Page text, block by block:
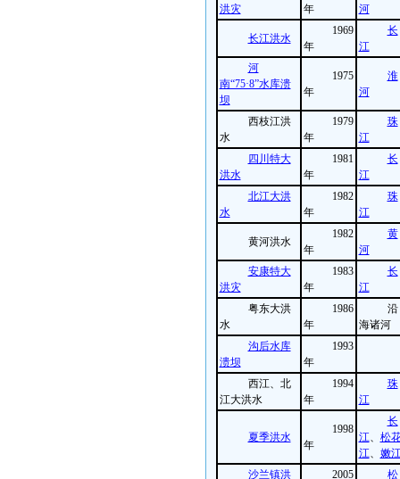
洪灾
年
河
长江洪水
1969
年
长
江
河
南“75·8”水库溃
坝
1975
年
淮
河
西枝江洪
水
1979
年
珠
江
四川特大
洪水
1981
年
长
江
北江大洪
水
1982
年
珠
江
黄河洪水
1982
年
黄
河
安康特大
洪灾
1983
年
长
江
粤东大洪
水
1986
年
沿
海诸河
沟后水库
溃坝
1993
年
西江、北
江大洪水
1994
年
珠
江
夏季洪水
1998
年
长
江、 松
江、 嫩
沙兰镇洪
2005
松